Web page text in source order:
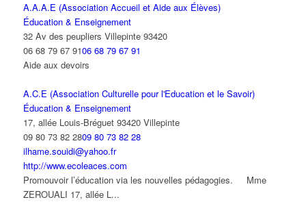
A.A.A.E (Association Accueil et Aide aux Élèves)
Éducation & Enseignement
32 Av des peupliers Villepinte 93420
06 68 79 67 9106 68 79 67 91
Aide aux devoirs
A.C.E (Association Culturelle pour l'Education et le Savoir)
Éducation & Enseignement
17, allée Louis-Bréguet 93420 Villepinte
09 80 73 82 2809 80 73 82 28
ilhame.souidi@yahoo.fr
http://www.ecoleaces.com
Promouvoir l’éducation via les nouvelles pédagogies. Mme
ZEROUALI 17, allée L...